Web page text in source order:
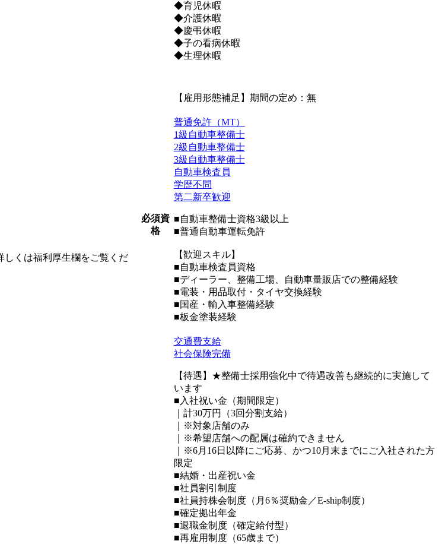
くは福利厚生欄をご覧くだ
◆育児休暇
◆介護休暇
◆慶弔休暇
◆子の看病休暇
◆生理休暇
【雇用形態補足】期間の定め：無
必須資
格
普通免許（MT）
1級自動車整備士
2級自動車整備士
3級自動車整備士
自動車検査員
学歴不問
第二新卒歓迎
■自動車整備士資格3級以上
■普通自動車運転免許
【歓迎スキル】
■自動車検査員資格
■ディーラー、整備工場、自動車量販店での整備経験
■電装・用品取付・タイヤ交換経験
■国産・輸入車整備経験
■板金塗装経験
交通費支給
社会保険完備
【待遇】★整備士採用強化中で待遇改善も継続的に実施して
います
■入社祝い金（期間限定）
｜計30万円（3回分割支給）
｜※対象店舗のみ
｜※希望店舗への配属は確約できません
｜※6月16日以降にご応募、かつ10月末までにご入社された方
限定
■結婚・出産祝い金
■社員割引制度
■社員持株会制度（月6％奨励金／E-ship制度）
■確定拠出年金
■退職金制度（確定給付型）
■再雇用制度（65歳まで）